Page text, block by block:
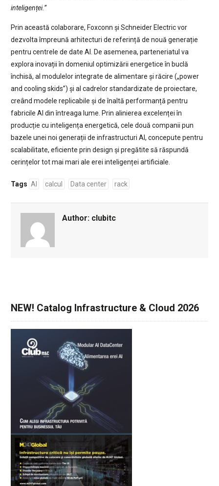
inteligenței.”
Prin această colaborare, Foxconn și Schneider Electric vor
dezvolta împreună arhitecturi de referință de nouă generație
pentru centrele de date AI. De asemenea, parteneriatul va
explora inovații în domeniul optimizării energetice în buclă
închisă, al modulelor integrate de alimentare și răcire („power
and cooling skids”) și al cadrelor standardizate de proiectare,
creând modele replicabile și de înaltă performanță pentru
fabricile AI din întreaga lume. Prin alinierea excelenței în
producție cu inteligența energetică, cele două companii pun
bazele unei noi generații de infrastructuri AI, concepute pentru
scalabilitate, eficiente prin design și pregătite să răspundă
cerințelor tot mai mari ale erei inteligenței artificiale.
Tags AI calcul Data center rack
Author: clubitc
NEW! Catalog Infrastructure & Cloud 2026